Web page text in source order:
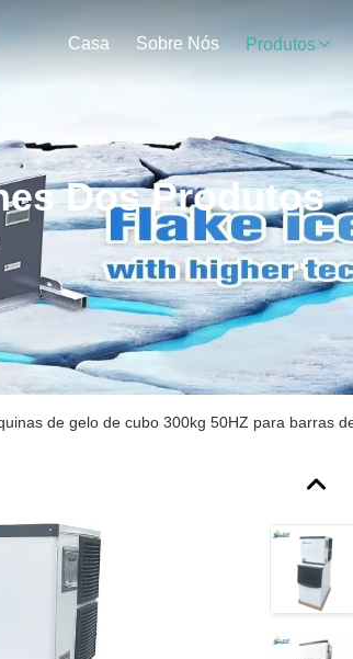
Casa Sobre Nós Produtos
Dos Produtos
de gelo de cubo 300kg 50HZ para barras